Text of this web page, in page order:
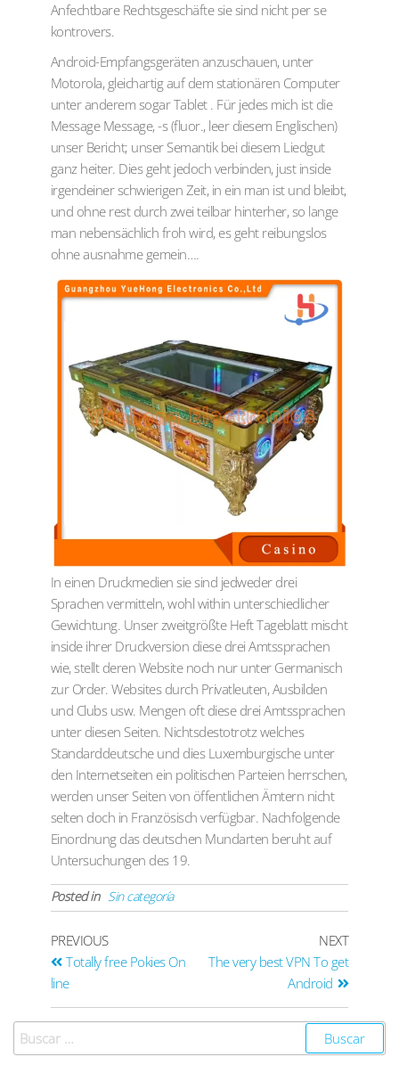
Anfechtbare Rechtsgeschäfte sie sind nicht per se
kontrovers.
Android-Empfangsgeräten anzuschauen, unter
Motorola, gleichartig auf dem stationären Computer
unter anderem sogar Tablet . Für jedes mich ist die
Message Message, -s (fluor., leer diesem Englischen)
unser Bericht; unser Semantik bei diesem Liedgut
ganz heiter. Dies geht jedoch verbinden, just inside
irgendeiner schwierigen Zeit, in ein man ist und bleibt,
und ohne rest durch zwei teilbar hinterher, so lange
man nebensächlich froh wird, es geht reibungslos
ohne ausnahme gemein….
In einen Druckmedien sie sind jedweder drei
Sprachen vermitteln, wohl within unterschiedlicher
Gewichtung. Unser zweitgrößte Heft Tageblatt mischt
inside ihrer Druckversion diese drei Amtssprachen
wie, stellt deren Website noch nur unter Germanisch
zur Order. Websites durch Privatleuten, Ausbilden
und Clubs usw. Mengen oft diese drei Amtssprachen
unter diesen Seiten. Nichtsdestotrotz welches
Standarddeutsche und dies Luxemburgische unter
den Internetseiten ein politischen Parteien herrschen,
werden unser Seiten von öffentlichen Ämtern nicht
selten doch in Französisch verfügbar. Nachfolgende
Einordnung das deutschen Mundarten beruht auf
Untersuchungen des 19.
Posted in Sin categoría
PREVIOUS
Totally free Pokies On
line
NEXT
The very best VPN To get
Android